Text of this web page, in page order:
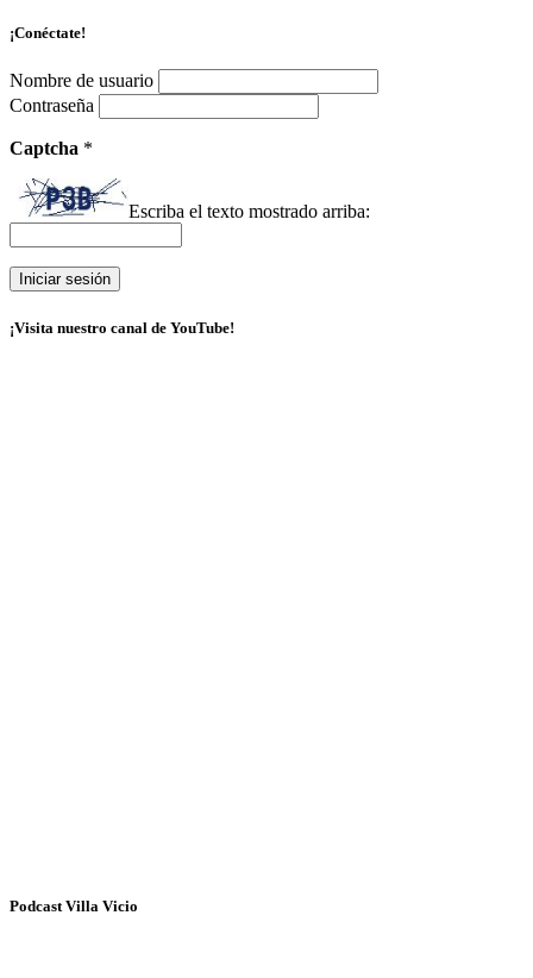
¡Conéctate!
Nombre de usuario
Contraseña
Captcha *
Escriba el texto mostrado arriba:
¡Visita nuestro canal de YouTube!
Podcast Villa Vicio